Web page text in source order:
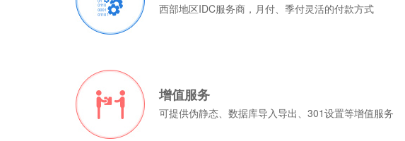
西部地区IDC服务商，月付、季付灵活的付款方式
增值服务
可提供伪静态、数据库导入导出、301设置等增值服务